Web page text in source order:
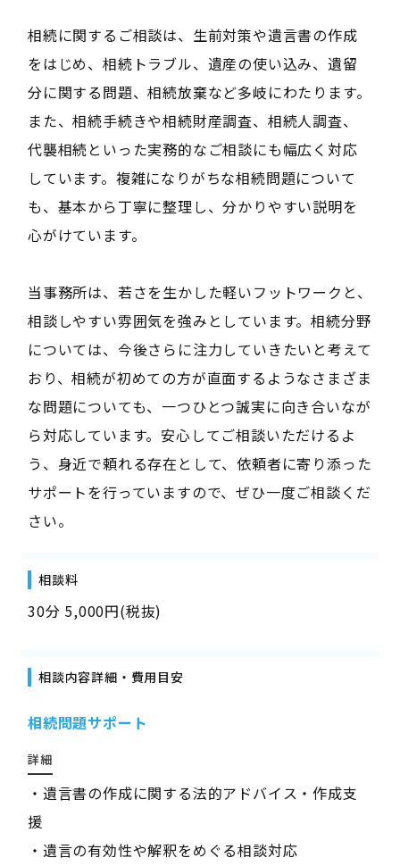
相続に関するご相談は、生前対策や遺言書の作成
をはじめ、相続トラブル、遺産の使い込み、遺留
分に関する問題、相続放棄など多岐にわたります。
また、相続手続きや相続財産調査、相続人調査、
代襲相続といった実務的なご相談にも幅広く対応
しています。複雑になりがちな相続問題について
も、基本から丁寧に整理し、分かりやすい説明を
心がけています。
当事務所は、若さを生かした軽いフットワークと、
相談しやすい雰囲気を強みとしています。相続分野
については、今後さらに注力していきたいと考えて
おり、相続が初めての方が直面するようなさまざま
な問題についても、一つひとつ誠実に向き合いなが
ら対応しています。安心してご相談いただけるよ
う、身近で頼れる存在として、依頼者に寄り添った
サポートを行っていますので、ぜひ一度ご相談くだ
さい。
相談料
30分 5,000円(税抜)
相談内容詳細・費用目安
相続問題サポート
詳細
・遺言書の作成に関する法的アドバイス・作成支
援
・遺言の有効性や解釈をめぐる相談対応